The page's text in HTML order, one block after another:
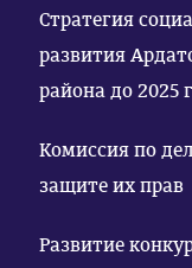
Стратегия
развития
района до 2025
Комиссия по
защите их прав
Развитие